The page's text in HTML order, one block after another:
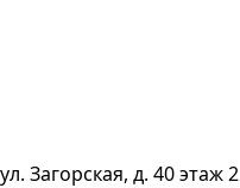
ул. Загорская, д. 40 этаж 2